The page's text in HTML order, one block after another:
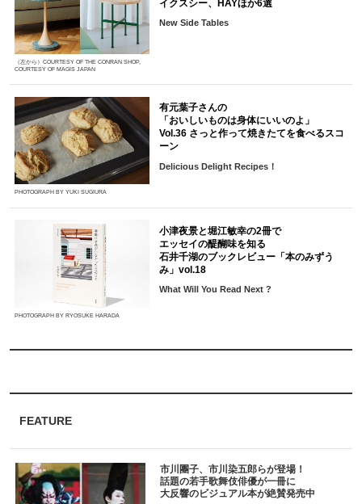
FEATURE
市川團子、市川染五郎らが登場！
話題の若手歌舞伎俳優が一冊に
大反響のビジュアル本が絶賛発売中
（左から）COURTESY OF THE CONRAN SHOP,
COURTESY OF MAGIS JAPAN
イクスシー、HAYほか6選
New Side Tables
PHOTOGRAPH BY YUKI SUGIURA
有元葉子さんの
「おいしいものは身体にいいのよ」
Vol.36 さっと作って焼きたてを食べるスコ
ーン
Delicious Delight Recipes！
PHOTOGRAPH BY RYOSUKE HARADA
小津夜景と堀江敏幸の2冊で
エッセイの醍醐味を知る
石井千湖のブックレビュー「本のみずう
み」vol.18
What Will You Read Next ?